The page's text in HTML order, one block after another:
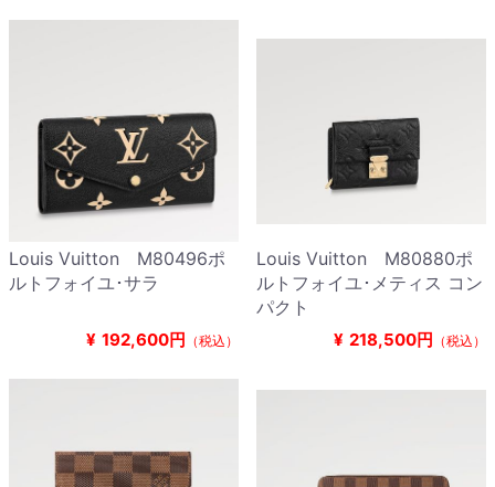
Louis Vuitton M80496ポ
ルトフォイユ･サラ
¥ 192,600円 （税込）
Louis Vuitton M80880ポ
ルトフォイユ･メティス コン
パクト
¥ 218,500円 （税込）